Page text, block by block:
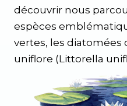
découvrir nous
espèces
vertes, les diatomées
uniflore (Littorella